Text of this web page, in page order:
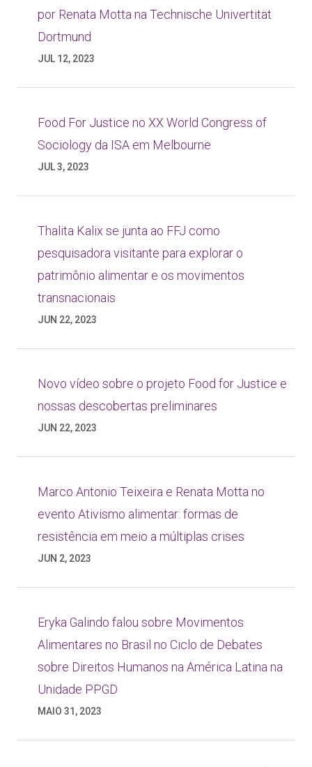
por Renata Motta na Technische Univertität
Dortmund
JUL 12, 2023
Food For Justice no XX World Congress of
Sociology da ISA em Melbourne
JUL 3, 2023
Thalita Kalix se junta ao FFJ como
pesquisadora visitante para explorar o
patrimônio alimentar e os movimentos
transnacionais
JUN 22, 2023
Novo vídeo sobre o projeto Food for Justice e
nossas descobertas preliminares
JUN 22, 2023
Marco Antonio Teixeira e Renata Motta no
evento Ativismo alimentar: formas de
resistência em meio a múltiplas crises
JUN 2, 2023
Eryka Galindo falou sobre Movimentos
Alimentares no Brasil no Ciclo de Debates
sobre Direitos Humanos na América Latina na
Unidade PPGD
MAIO 31, 2023